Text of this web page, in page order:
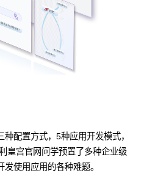
配置方式，5种应用开发模式，
皇宫官网问学预置了多种企业级
使用应用的各种难题。